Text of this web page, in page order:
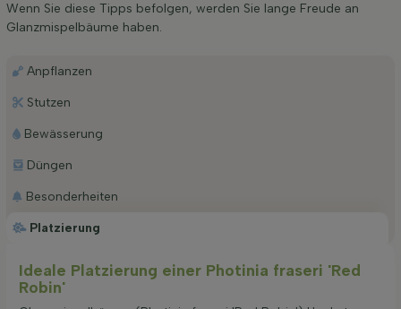
Wenn Sie diese Tipps befolgen, werden Sie lange Freude an
Glanzmispelbäume haben.
Platzierung
Anpflanzen
Stutzen
Bewässerung
Düngen
Besonderheiten
Ideale Platzierung einer Photinia fraseri 'Red
Robin'